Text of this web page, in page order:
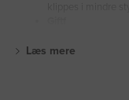
Læs mere